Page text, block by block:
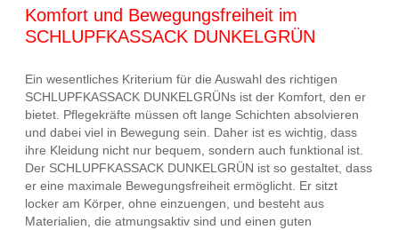
Komfort und Bewegungsfreiheit im
SCHLUPFKASSACK DUNKELGRÜN
Ein wesentliches Kriterium für die Auswahl des richtigen
SCHLUPFKASSACK DUNKELGRÜNs ist der Komfort, den er
bietet. Pflegekräfte müssen oft lange Schichten absolvieren
und dabei viel in Bewegung sein. Daher ist es wichtig, dass
ihre Kleidung nicht nur bequem, sondern auch funktional ist.
Der SCHLUPFKASSACK DUNKELGRÜN ist so gestaltet, dass
er eine maximale Bewegungsfreiheit ermöglicht. Er sitzt
locker am Körper, ohne einzuengen, und besteht aus
Materialien, die atmungsaktiv sind und einen guten